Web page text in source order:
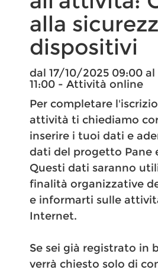
alla
dispositivi
dal 17/10/2025 09:00
11:00 - Attività online
Per completare
attività ti chiediamo
inserire i tuoi dati e
dati del progetto Pane
Questi dati saranno
finalità organizzative
e informarti sulle
Internet.
Se sei già registrato in
verrà chiesto solo di